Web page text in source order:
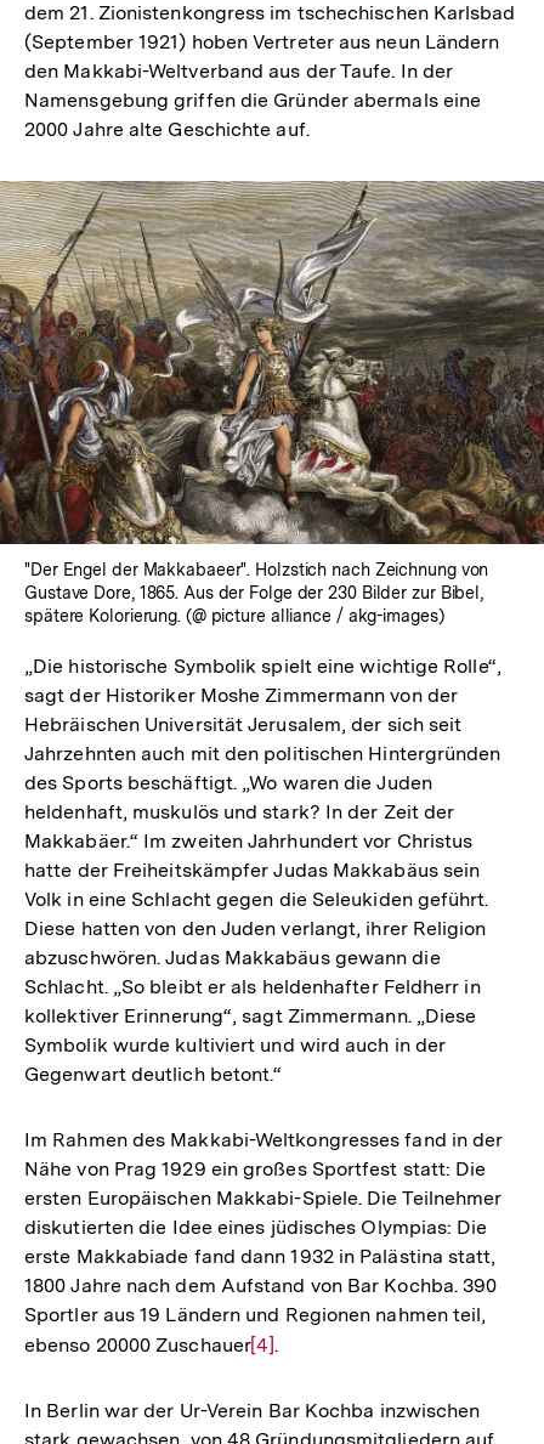
Auflösung
der
Fußnote
dem 21. Zionistenkongress im tschechischen Karlsbad
(September 1921) hoben Vertreter aus neun Ländern
den Makkabi-Weltverband aus der Taufe. In der
Namensgebung griffen die Gründer abermals eine
2000 Jahre alte Geschichte auf.
"Der Engel der Makkabaeer". Holzstich nach Zeichnung von
Gustave Dore, 1865. Aus der Folge der 230 Bilder zur Bibel,
spätere Kolorierung. (@ picture alliance / akg-images)
„Die historische Symbolik spielt eine wichtige Rolle“,
sagt der Historiker Moshe Zimmermann von der
Hebräischen Universität Jerusalem, der sich seit
Jahrzehnten auch mit den politischen Hintergründen
des Sports beschäftigt. „Wo waren die Juden
heldenhaft, muskulös und stark? In der Zeit der
Makkabäer.“ Im zweiten Jahrhundert vor Christus
hatte der Freiheitskämpfer Judas Makkabäus sein
Volk in eine Schlacht gegen die Seleukiden geführt.
Diese hatten von den Juden verlangt, ihrer Religion
abzuschwören. Judas Makkabäus gewann die
Schlacht. „So bleibt er als heldenhafter Feldherr in
kollektiver Erinnerung“, sagt Zimmermann. „Diese
Symbolik wurde kultiviert und wird auch in der
Gegenwart deutlich betont.“
Im Rahmen des Makkabi-Weltkongresses fand in der
Nähe von Prag 1929 ein großes Sportfest statt: Die
ersten Europäischen Makkabi-Spiele. Die Teilnehmer
diskutierten die Idee eines jüdisches Olympias: Die
erste Makkabiade fand dann 1932 in Palästina statt,
1800 Jahre nach dem Aufstand von Bar Kochba. 390
Sportler aus 19 Ländern und Regionen nahmen teil,
ebenso 20000 ZuschauerZur
der
Fußnote
[4].
In Berlin war der Ur-Verein Bar Kochba inzwischen